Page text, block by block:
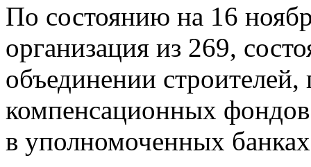
По состоянию на 16
организация из 269,
объединении строителей,
компенсационных фондов
в уполномоченных